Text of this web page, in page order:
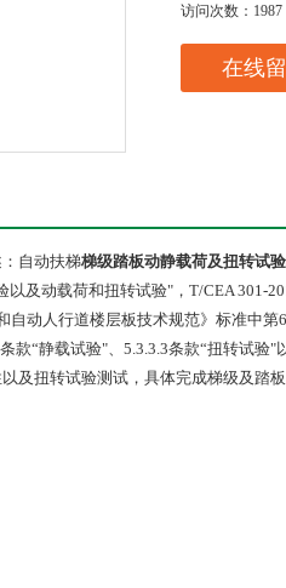
访问次数： 1987
在线
自动扶梯梯级踏板动静载荷及扭转试
及动载荷和扭转试验"，T/CEA 301-
自动人行道楼层板技术规范》标准中
款“静载试验"、5.3.3.3条款“扭转试验
及扭转试验测试，具体完成梯级及踏